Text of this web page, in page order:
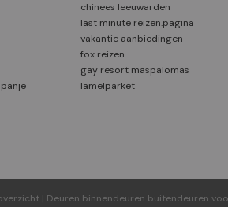
chinees leeuwarden
last minute reizen.pagina
vakantie aanbiedingen
fox reizen
gay resort maspalomas
lamelparket
| Deuren binnendeuren buitendeuren